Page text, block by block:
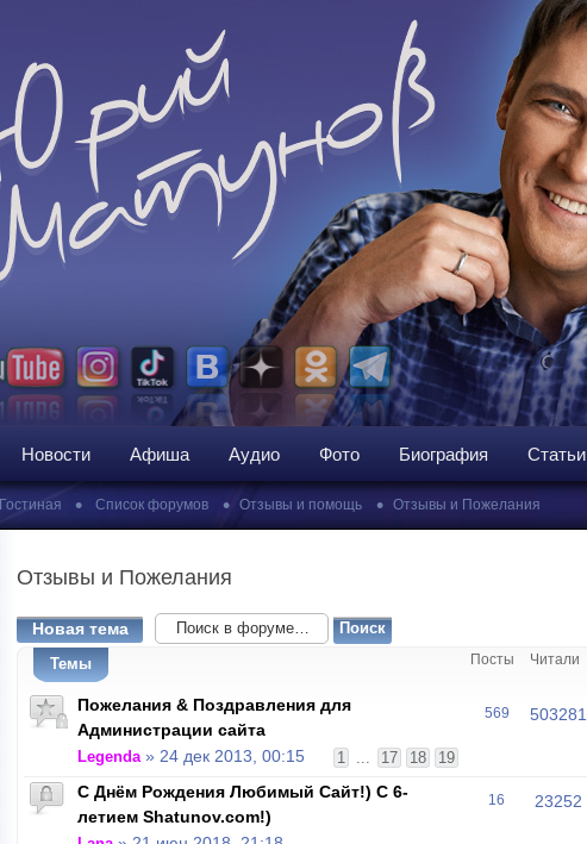
Новости Афиша Аудио Фото Биография Статьи
Гостиная • Список форумов • Отзывы и помощь • Отзывы и Пожелания
Отзывы и Пожелания
Новая тема
Темы Посты Читали
Пожелания & Поздравления для
Администрации сайта
1 ... 17 18 19
Legenda» 24 дек 2013, 00:15
569 503281
С Днём Рождения Любимый Сайт!) С 6-
летием Shatunov.com!)
16 23252